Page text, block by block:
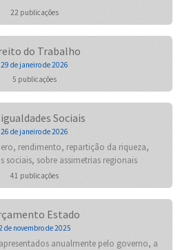
22 publicações
do Trabalho
29 de janeiro de 2026
5 publicações
Sociais
26 de janeiro de 2026
rendimento, repartição da riqueza,
sociais, sobre assimetrias regionais
41 publicações
Estado
de novembro de 2025
anualmente pelo governo, a